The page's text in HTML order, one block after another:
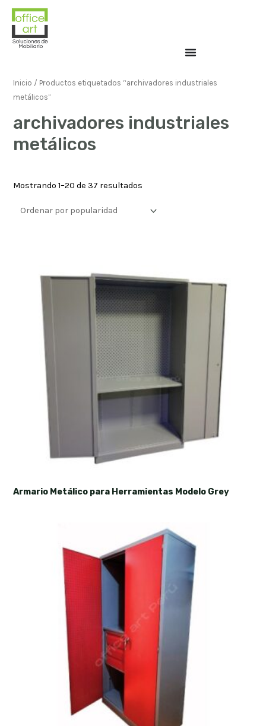
Inicio / Productos etiquetados “archivadores industriales
metálicos”
archivadores industriales
metálicos
Mostrando 1–20 de 37 resultados
Armario Metálico para Herramientas Modelo Grey